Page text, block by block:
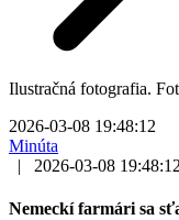
Ilustračná fotografia.
2026-03-08 19:48:12
Minúta
|
2026-03-08 19:48:12
Nemeckí farmári sa